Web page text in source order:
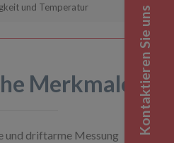
und Temperatur
Merkmale
und driftarme Messung
Kontaktieren Sie uns